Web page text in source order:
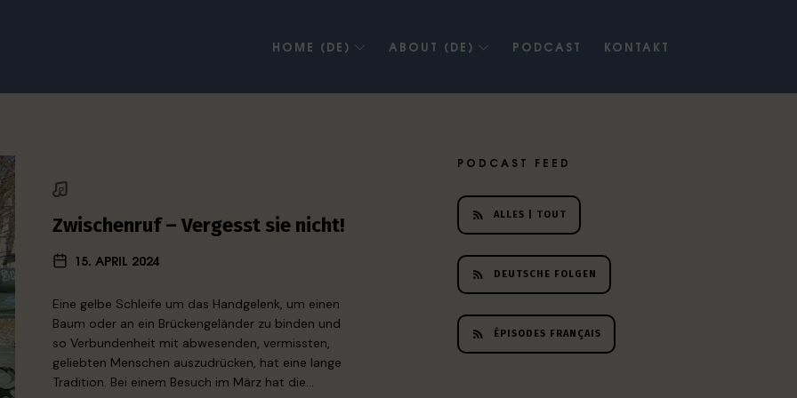
HOME (DE) ABOUT (DE) PODCAST KONTAKT
Zwischenruf – Vergesst sie nicht!
15. APRIL 2024
Eine gelbe Schleife um das Handgelenk, um einen
Baum oder an ein Brückengeländer zu binden und
so Verbundenheit mit abwesenden, vermissten,
geliebten Menschen auszudrücken, hat eine lange
Tradition. Bei einem Besuch im März hat die…
PODCAST FEED
ALLES | TOUT
DEUTSCHE FOLGEN
ÉPISODES FRANÇAIS